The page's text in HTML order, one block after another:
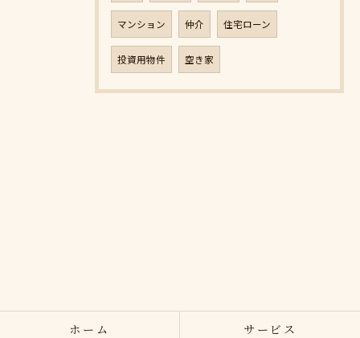
マンション 仲介 住宅ローン
投資用物件 空き家
ホーム サービス